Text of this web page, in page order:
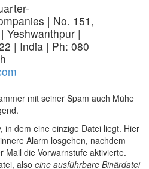
| No. 151,
Yeshwanthpur |
| India | Ph: 080
mit seiner Spam auch Mühe
in dem eine einzige Datei liegt. Hier
Alarm losgehen, nachdem
Mail die Vorwarnstufe aktivierte.
also eine ausführbare Binärdatei